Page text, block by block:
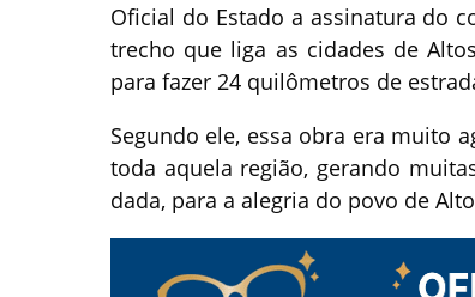
Oficial do Estado a assinatura do
trecho que liga as cidades de
para fazer 24 quilômetros de
Segundo ele, essa obra era muito
toda aquela região, gerando
dada, para a alegria do povo de